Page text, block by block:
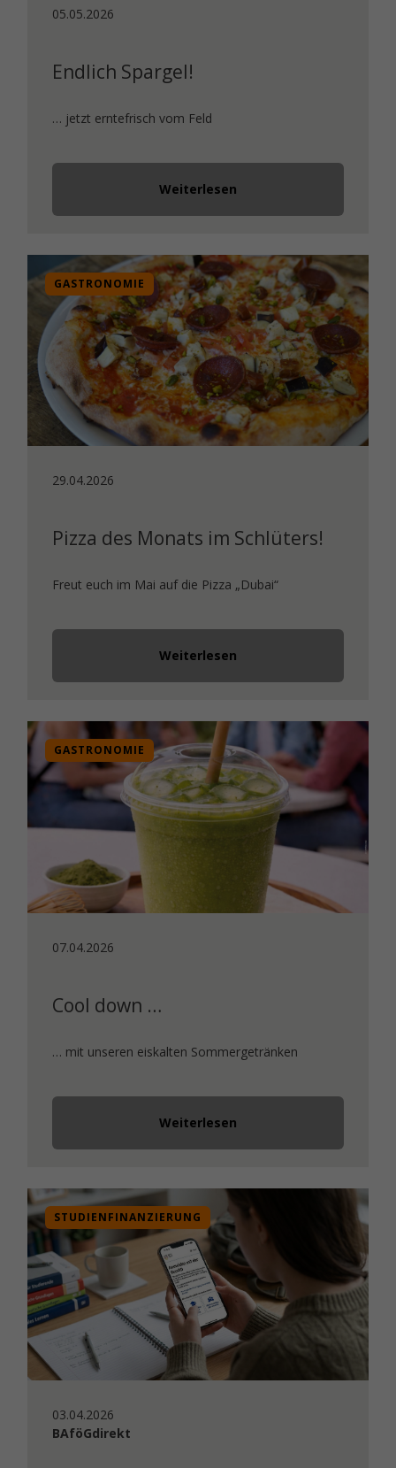
05.05.2026
Endlich Spargel!
… jetzt erntefrisch vom Feld
Weiterlesen
GASTRONOMIE
29.04.2026
Pizza des Monats im Schlüters!
Freut euch im Mai auf die Pizza „Dubai“
Weiterlesen
GASTRONOMIE
07.04.2026
Cool down …
… mit unseren eiskalten Sommergetränken
Weiterlesen
STUDIENFINANZIERUNG
03.04.2026
BAföGdirekt